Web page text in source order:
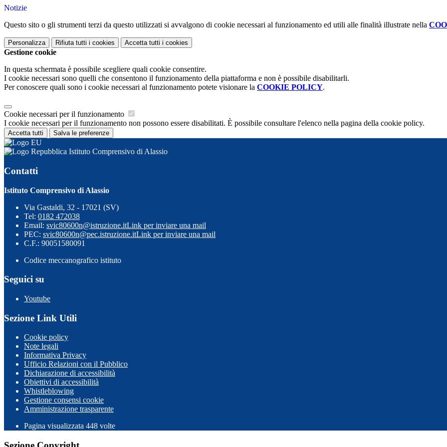
Notizie
Questo sito o gli strumenti terzi da questo utilizzati si avvalgono di cookie necessari al funzionamento ed utili alle finalità illustrate nella
Personalizza Rifiuta tutti i cookies Accetta tutti i cookies
Gestione cookie
In questa schermata è possibile scegliere quali cookie consentire.
I cookie necessari sono quelli che consentono il funzionamento della piattaforma e non è possibile disabilitarli.
Per conoscere quali sono i cookie necessari al funzionamento potete visionare la COOKIE POLICY.
Cookie necessari per il funzionamento
I cookie necessari per il funzionamento non possono essere disabilitati. È possibile consultare l'elenco nella pagina della cookie policy.
Accetta tutti Salva le preferenze
Istituto Comprensivo di Alassio
Contatti
Istituto Comprensivo di Alassio
Via Gastaldi, 32 - 17021 (SV)
Tel: 0182 472038
Email: svic80600n@istruzione.itLink per inviare una mail
PEC: svic80600n@pec.istruzione.itLink per inviare una mail
C.F.: 90051580091
Codice meccanografico istituto
Seguici su
Youtube
Sezione Link Utili
Cookie policy
Note legali
Informativa Privacy
Ufficio Relazioni con il Pubblico
Dichiarazione di accessibilità
Obiettivi di accessibilità
Whistleblowing
Gestione consensi cookie
Amministrazione trasparente
Pagina visualizzata 448 volte